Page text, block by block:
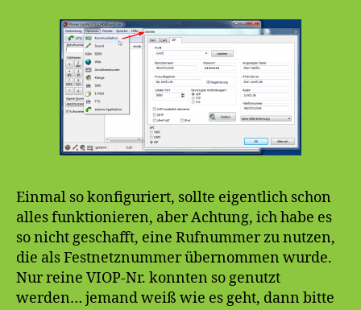
Einmal so konfiguriert, sollte eigentlich schon
alles funktionieren, aber Achtung, ich habe es
so nicht geschafft, eine Rufnummer zu nutzen,
die als Festnetznummer übernommen wurde.
Nur reine VIOP-Nr. konnten so genutzt
werden… jemand weiß wie es geht, dann bitte